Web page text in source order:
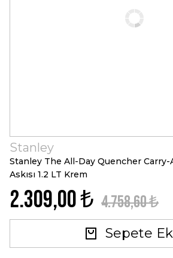
Stanley
Stanley The All-Day Quencher Carry-
Askısı 1.2 LT Krem
2.309,00 ₺ 4.758,60 ₺
Sepete